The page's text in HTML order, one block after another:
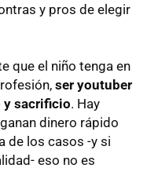
y pros de elegir
que el niño tenga en
ser youtuber
y sacrificio. Hay
dinero rápido
de los casos -y si
eso no es